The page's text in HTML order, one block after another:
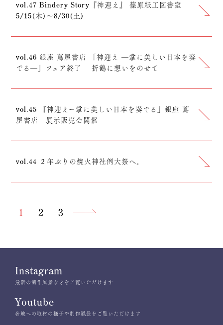
vol.47 Bindery Story『神迎え』 篠原紙工図書室
5/15(木)〜8/30(土)
vol.46 銀座 蔦屋書店 「神迎え ―掌に美しい日本を奏
でる―」フェア終了 折鶴に想いをのせて
vol.45 『神迎えー掌に美しい日本を奏でる』銀座 蔦
屋書店 展示販売会開催
vol.44 ２年ぶりの焼火神社例大祭へ。
1 2 3
Instagram
最新の制作風景などをご覧いただけます
Youtube
各地への取材の様子や制作風景をご覧いただけます